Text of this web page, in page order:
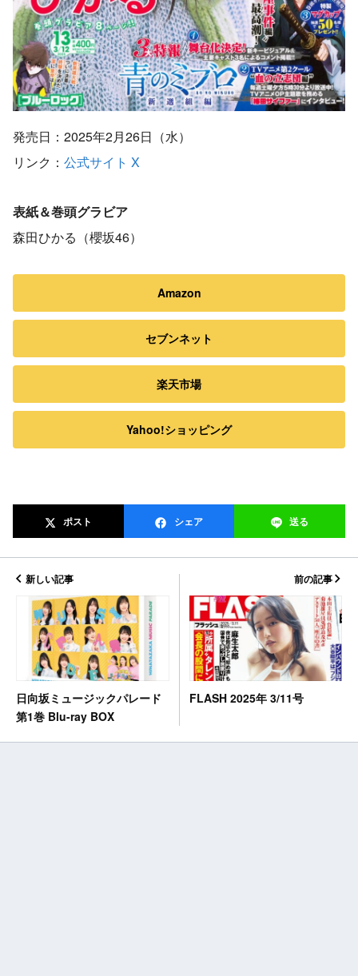
発売日：2025年2月26日（水）
リンク： 公式サイト X
表紙＆巻頭グラビア
森田ひかる（櫻坂46）
Amazon
セブンネット
楽天市場
Yahoo!ショッピング
ポスト シェア 送る
新しい記事
日向坂ミュージックパレード
第1巻 Blu-ray BOX
前の記事
FLASH 2025年 3/11号